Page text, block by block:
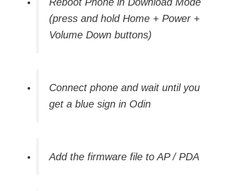
(press and hold Home + Power +
Volume Down buttons)
Connect phone and wait until you
get a blue sign in Odin
Add the firmware file to AP / PDA